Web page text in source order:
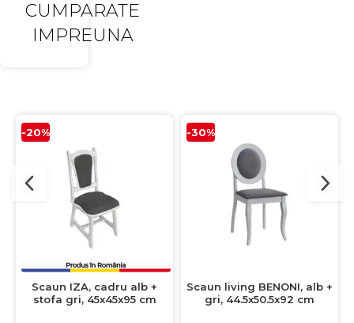
CUMPARATE
IMPREUNA
-20%
Scaun IZA, cadru alb +
stofa gri, 45x45x95 cm
-30%
Scaun living BENONI, alb +
gri, 44.5x50.5x92 cm